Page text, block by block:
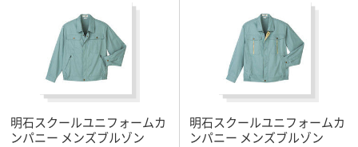
明石スクールユニフォームカ
ンパニー メンズブルゾン
明石スクールユニフォームカ
ンパニー メンズブルゾン